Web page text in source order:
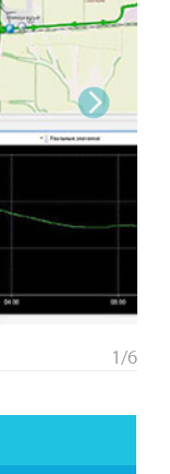
›
1/6